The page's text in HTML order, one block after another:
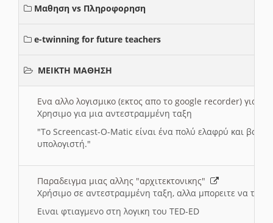
Μαθηση vs Πληροφορηση
e-twinning for future teachers
ΜΕΙΚΤΗ ΜΑΘΗΣΗ
Ενα αλλο λογισμικο (εκτος απο το google recorder) για
Χρησιμο για μια αντεστραμμένη ταξη
"To Screencast-O-Matic είναι ένα πολύ ελαφρύ και
υπολογιστή."
Παραδειγμα μιας αλλης "αρχιτεκτονικης"
Χρήσιμο σε αντεστραμμένη ταξη, αλλα μπορειτε να το
Ειναι φτιαγμενο στη λογικη του TED-ED